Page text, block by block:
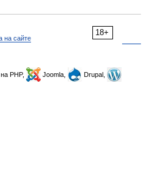
18+
на сайте
PHP, Joomla,
Drupal,